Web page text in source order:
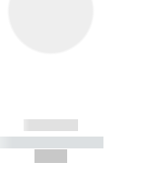
------------
----------- -----------